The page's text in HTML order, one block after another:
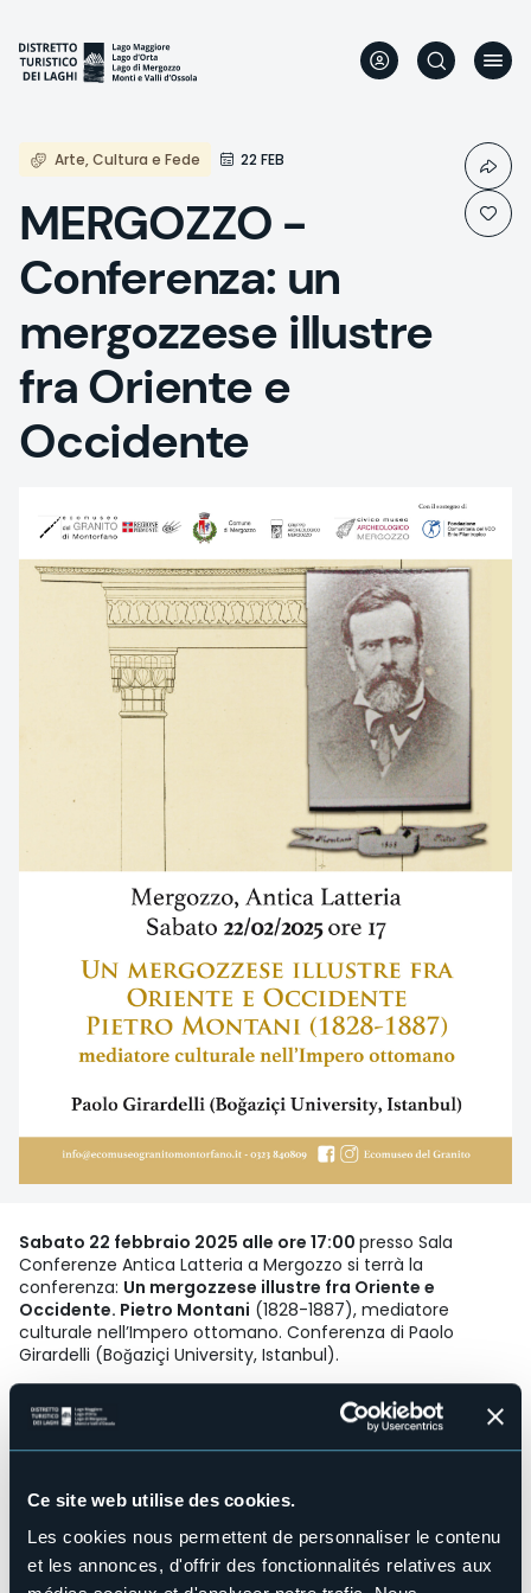
Ce site web utilise des cookies.
Les cookies nous permettent de personnaliser le contenu
et les annonces, d'offrir des fonctionnalités relatives aux
contenu
principal
Arte, Cultura e Fede 22 FEB
MERGOZZO -
Conferenza: un
mergozzese illustre
fra Oriente e
Occidente
Sabato 22 febbraio 2025 alle ore 17:00 presso Sala
Conferenze Antica Latteria a Mergozzo si terrà la
conferenza: Un mergozzese illustre fra Oriente e
Occidente. Pietro Montani (1828-1887), mediatore
culturale nell’Impero ottomano. Conferenza di Paolo
Girardelli (Boğaziçi University, Istanbul).
Nel marzo del 1832, un bambino di quattro anni di nome
Pietro Montani si imbarcava con i suoi genitori, entrambi di
stabilmente insediata a Galata, il quartiere cosmopolita, di
origine genovese, di Costantinopoli, come ancora veniva
chiamata dagli europei la capitale ottomana - oggi
Istanbul. Inizia così la vicenda di vita di uno fra i più